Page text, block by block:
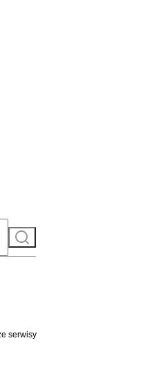
Szukaj
serwisu
karcie
się w nowej karcie
serwisy